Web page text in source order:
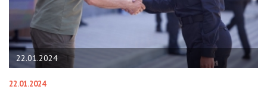
22.01.2024
22.01.2024